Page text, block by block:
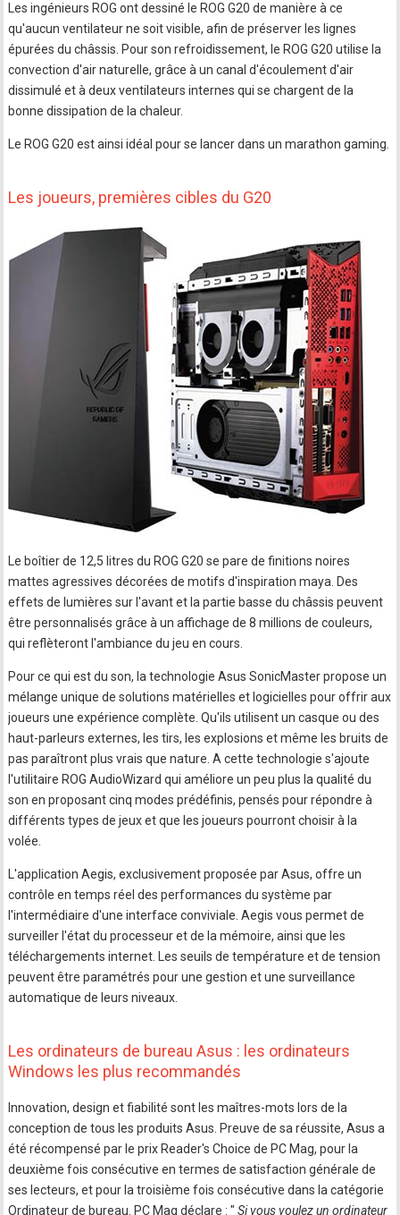
Les ingénieurs ROG ont dessiné le ROG G20 de manière à ce
qu'aucun ventilateur ne soit visible, afin de préserver les lignes
épurées du châssis. Pour son refroidissement, le ROG G20 utilise la
convection d'air naturelle, grâce à un canal d'écoulement d'air
dissimulé et à deux ventilateurs internes qui se chargent de la
bonne dissipation de la chaleur.
Le ROG G20 est ainsi idéal pour se lancer dans un marathon gaming.
Les joueurs, premières cibles du G20
Le boîtier de 12,5 litres du ROG G20 se pare de finitions noires
mattes agressives décorées de motifs d'inspiration maya. Des
effets de lumières sur l'avant et la partie basse du châssis peuvent
être personnalisés grâce à un affichage de 8 millions de couleurs,
qui reflèteront l'ambiance du jeu en cours.
Pour ce qui est du son, la technologie Asus SonicMaster propose un
mélange unique de solutions matérielles et logicielles pour offrir aux
joueurs une expérience complète. Qu'ils utilisent un casque ou des
haut-parleurs externes, les tirs, les explosions et même les bruits de
pas paraîtront plus vrais que nature. A cette technologie s'ajoute
l'utilitaire ROG AudioWizard qui améliore un peu plus la qualité du
son en proposant cinq modes prédéfinis, pensés pour répondre à
différents types de jeux et que les joueurs pourront choisir à la
volée.
L'application Aegis, exclusivement proposée par Asus, offre un
contrôle en temps réel des performances du système par
l'intermédiaire d'une interface conviviale. Aegis vous permet de
surveiller l'état du processeur et de la mémoire, ainsi que les
téléchargements internet. Les seuils de température et de tension
peuvent être paramétrés pour une gestion et une surveillance
automatique de leurs niveaux.
Les ordinateurs de bureau Asus : les ordinateurs
Windows les plus recommandés
Innovation, design et fiabilité sont les maîtres-mots lors de la
conception de tous les produits Asus. Preuve de sa réussite, Asus a
été récompensé par le prix Reader's Choice de PC Mag, pour la
deuxième fois consécutive en termes de satisfaction générale de
ses lecteurs, et pour la troisième fois consécutive dans la catégorie
Ordinateur de bureau. PC Mag déclare : " Si vous voulez un ordinateur